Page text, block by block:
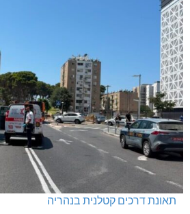
תאונת דרכים קטלנית בנהריה